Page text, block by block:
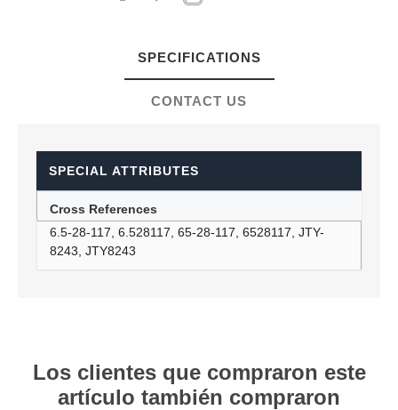
SPECIFICATIONS
CONTACT US
SPECIAL ATTRIBUTES
Cross References
6.5-28-117, 6.528117, 65-28-117, 6528117, JTY-
8243, JTY8243
Los clientes que compraron este
artículo también compraron